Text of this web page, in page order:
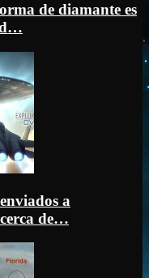
de diamante es
a
de…